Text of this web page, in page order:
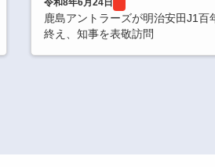
令和8年6月24日
鹿島アントラーズが明治安田J1百
終え、知事を表敬訪問